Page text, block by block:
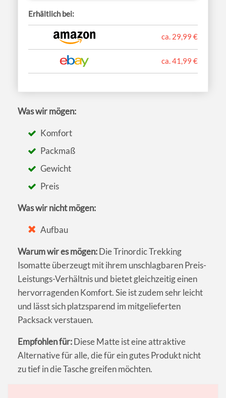
Erhältlich bei:
ca. 29,99 €
ca. 41,99 €
Was wir mögen:
Komfort
Packmaß
Gewicht
Preis
Was wir nicht mögen:
Aufbau
Warum wir es mögen:Die Trinordic Trekking
Isomatte überzeugt mit ihrem unschlagbaren Preis-
Leistungs-Verhältnis und bietet gleichzeitig einen
hervorragenden Komfort. Sie ist zudem sehr leicht
und lässt sich platzsparend im mitgelieferten
Packsack verstauen.
Empfohlen für:Diese Matte ist eine attraktive
Alternative für alle, die für ein gutes Produkt nicht
zu tief in die Tasche greifen möchten.